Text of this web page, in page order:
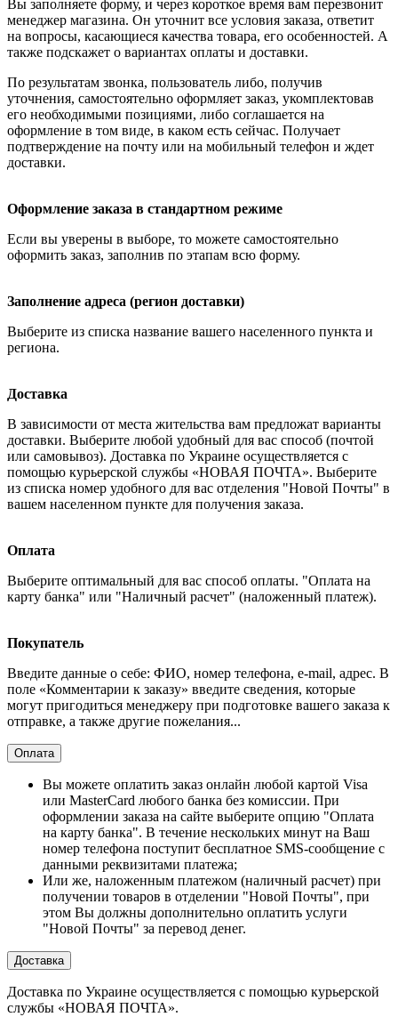
Вы заполняете форму, и через короткое время вам перезвонит
менеджер магазина. Он уточнит все условия заказа, ответит
на вопросы, касающиеся качества товара, его особенностей. А
также подскажет о вариантах оплаты и доставки.
По результатам звонка, пользователь либо, получив
уточнения, самостоятельно оформляет заказ, укомплектовав
его необходимыми позициями, либо соглашается на
оформление в том виде, в каком есть сейчас. Получает
подтверждение на почту или на мобильный телефон и ждет
доставки.
Оформление заказа в стандартном режиме
Если вы уверены в выборе, то можете самостоятельно
оформить заказ, заполнив по этапам всю форму.
Заполнение адреса (регион доставки)
Выберите из списка название вашего населенного пункта и
региона.
Доставка
В зависимости от места жительства вам предложат варианты
доставки. Выберите любой удобный для вас способ (почтой
или самовывоз). Доставка по Украине осуществляется с
помощью курьерской службы «НОВАЯ ПОЧТА». Выберите
из списка номер удобного для вас отделения "Новой Почты" в
вашем населенном пункте для получения заказа.
Оплата
Выберите оптимальный для вас способ оплаты. "Оплата на
карту банка" или "Наличный расчет" (наложенный платеж).
Покупатель
Введите данные о себе: ФИО, номер телефона, e-mail, адрес. В
поле «Комментарии к заказу» введите сведения, которые
могут пригодиться менеджеру при подготовке вашего заказа к
отправке, а также другие пожелания...
Оплата
Вы можете оплатить заказ онлайн любой картой Visa
или MasterCard любого банка без комиссии. При
оформлении заказа на сайте выберите опцию "Оплата
на карту банка". В течение нескольких минут на Ваш
номер телефона поступит бесплатное SMS-сообщение с
данными реквизитами платежа;
Или же, наложенным платежом (наличный расчет) при
получении товаров в отделении "Новой Почты", при
этом Вы должны дополнительно оплатить услуги
"Новой Почты" за перевод денег.
Доставка
Доставка по Украине осуществляется с помощью курьерской
службы «НОВАЯ ПОЧТА».